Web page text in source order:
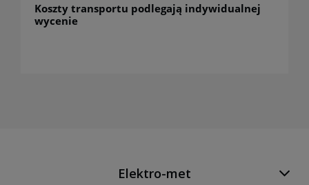
Koszty transportu podlegają indywidualnej
wycenie
Elektro-met